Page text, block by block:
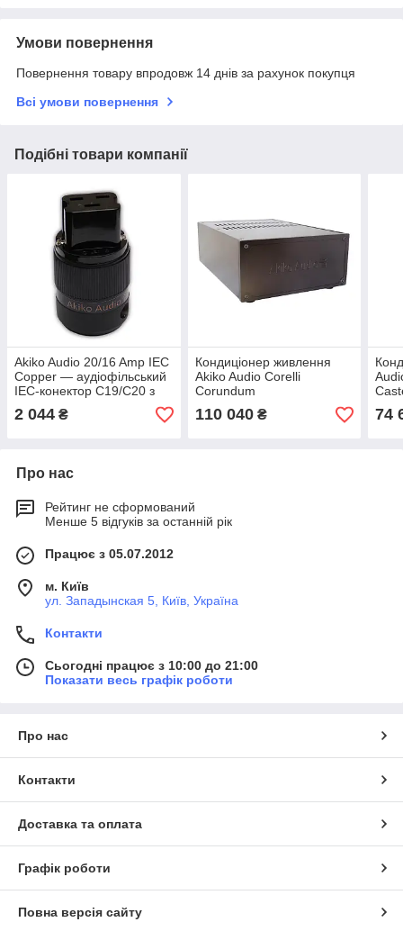
Умови повернення
Повернення товару впродовж 14 днів за рахунок покупця
Всі умови повернення
Подібні товари компанії
Akiko Audio 20/16 Amp IEC
Copper — аудіофільський
IEC-конектор C19/C20 з
мідними контактами
2 044 ₴
Кондиціонер живлення
Akiko Audio Corelli
Corundum
110 040₴ 74
Про нас
Рейтинг не сформований
Менше 5 відгуків за останній рік
Працює з 05.07.2012
м. Київ
ул. Западынская 5, Київ, Україна
Контакти
Сьогодні працює з 10:00 до 21:00
Показати весь графік роботи
Про нас
Контакти
Доставка та оплата
Графік роботи
Повна версія сайту